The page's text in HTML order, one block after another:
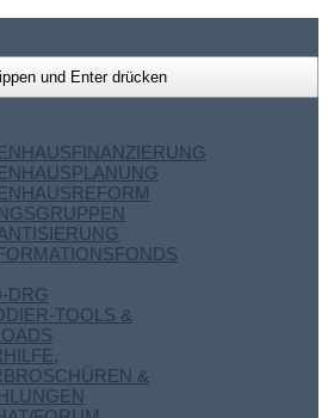
DRG
TOOLS &
&